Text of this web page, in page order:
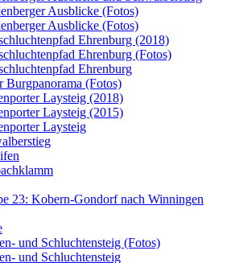
Ausblicke (Fotos)
Ausblicke (Fotos)
Ehrenburg (2018)
Ehrenburg (Fotos)
Ehrenburg
Burgpanorama (Fotos)
Laysteig (2018)
Laysteig (2015)
Laysteig
23: Kobern-Gondorf nach Winningen
und Schluchtensteig (Fotos)
und Schluchtensteig